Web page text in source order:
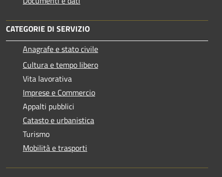
CATEGORIE DI SERVIZIO
Anagrafe e stato civile
Cultura e tempo libero
Vita lavorativa
Imprese e Commercio
Appalti pubblici
Catasto e urbanistica
Turismo
Mobilità e trasporti